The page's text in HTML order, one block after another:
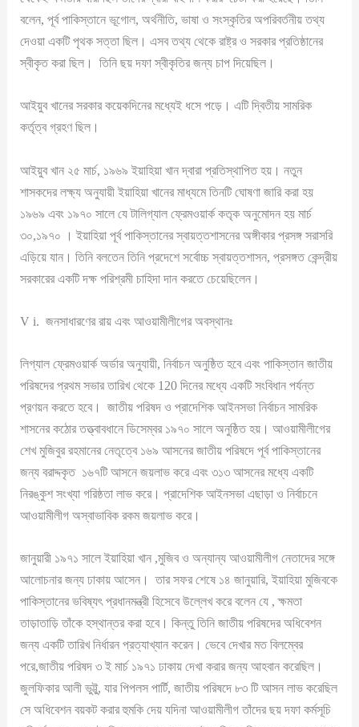
বলেন, পূর্ব পাকিস্তানে ভূগোল, অর্থনীতি, ভাষা ও সংস্কৃতির অপরিবর্তনীয় তথ্য
দেওয়া একটি পৃথক সত্তা ছিল। এসব তথ্য থেকে রাষ্ট্র ও সরকার প্রতিষ্ঠানের
স্বীকৃত করা ছিল। তিনি ছয় দফা স্বীকৃতির জন্য চাপ দিয়েছিল।
আইয়ুব খানের সরকার কয়েকদিনের মধ্যেই ধসে পড়ে। এটি দ্বিতীয় সামরিক
কর্তৃত্ব গ্রহণ ছিল।
আইয়ুব খান ২৫ মার্চ, ১৯৬৯ ইয়াহিয়া খান দ্বারা প্রতিস্থাপিত হয়। নতুন
শাসকদের লক্ষ্য অনুযায়ী ইয়াহিয়া খানের মাধ্যমে তিনটি ঘোষণা জারি করা হয়
১৯৬৯ এবং ১৯৭০ সালে যে টালিগ্যাল ফ্রেমওয়ার্ক কতৃক অনুমোদন হয় মার্চ
৩০,১৯৭০ । ইয়াহিয়া পূর্ব পাকিস্তানের স্বায়ত্তশাসনের অঙ্গীকার প্রসঙ্গ সরাসরি
এড়িয়ে যান। তিনি বলতেন তিনি প্রদেশে সর্বোচ্চ স্বায়ত্তশাসন, প্রসঙ্গত কেন্দ্রীয়
সরকারের একটি দক্ষ পরিশ্রমী চাহিদা দান করতে চেয়েছিলেন।
V i. জনসাধারণের রায় এবং আওয়ামীলীগের অবস্থানঃ
লিগ্যাল ফ্রেমওয়ার্ক অর্ডার অনুযায়ী, নির্বাচন অনুষ্ঠিত হবে এবং পাকিস্তান জাতীয়
পরিষদের প্রথম সভার তারিখ থেকে 120 দিনের মধ্যে একটি সংবিধান পর্যন্ত
প্রণয়ন করতে হবে। জাতীয় পরিষদ ও প্রাদেশিক আইনসভা নির্বাচন সামরিক
শাসনের কঠোর তত্ত্বাবধানে ডিসেম্বর ১৯৭০ সালে অনুষ্ঠিত হয়। আওয়ামীলীগের
শেখ মুজিবুর রহমানের নেতৃত্বে ১৬৯ আসনের জাতীয় পরিষদে পূর্ব পাকিস্তানের
জন্য বরাদ্দকৃত ১৬৭টি আসনে জয়লাভ করে এবং ৩১৩ আসনের মধ্যে একটি
নিরঙ্কুশ সংখ্যা গরিষ্ঠতা লাভ করে। প্রাদেশিক আইনসভা এছাড়া ও নির্বাচনে
আওয়ামীলীগ অস্বাভাবিক রকম জয়লাভ করে।
জানুয়ারী ১৯৭১ সালে ইয়াহিয়া খান ,মুজিব ও অন্যান্য আওয়ামীলীগ নেতাদের সঙ্গে
আলোচনার জন্য ঢাকায় আসেন। তার সফর শেষে ১৪ জানুয়ারি, ইয়াহিয়া মুজিবকে
পাকিস্তানের ভবিষ্যৎ প্রধানমন্ত্রী হিসেবে উল্লেখ করে বলেন যে , ক্ষমতা
তাড়াতাড়ি তাঁকে হস্থান্তর করা হবে। কিন্তু তিনি জাতীয় পরিষদের অধিবেশন
জন্য একটি তারিখ নির্ধারন প্রত্যাখ্যান করেন। ভেবে দেখার মত বিলম্বের
পরে,জাতীয় পরিষদ ৩ ই মার্চ ১৯৭১ ঢাকায় দেখা করার জন্য আহবান করেছিল।
জুলফিকার আলী ভুট্টু, যার পিপলস পার্টি, জাতীয় পরিষদে ৮৩ টি আসন লাভ করেছিল
সে অধিবেশন বয়কট করার হুমকি দেয় যদিনা আওয়ামীলীগ তাঁদের ছয় দফা কর্মসূচি